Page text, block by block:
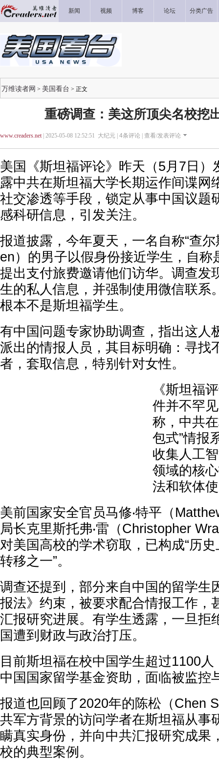
新闻 视频 博客 论坛 分类广告
万维读者网 > 美国看台 > 正文
重磅调查：美这所顶尖名校挖
www.creaders.net| 2025-05-08 12:52:51 大纪元 | 4条评论 | 查看/发表评论
美国《斯坦福评论》昨天（5月7日）
露中共在斯坦福大学长期运作间谍网
社交渗透等手段，锁定从事中国议题
感科研信息，引发关注。
报道披露，今年夏天，一名自称“查尔
en）的男子以假身份接近学生，自称
提出支付旅费邀请他们访华。调查发
生的私人信息，并强制使用微信联系
根本不是斯坦福学生。
有中国问题专家协助调查，指出这人
派出的情报人员，其目标明确：寻找
者，套取信息，特别针对女性。
《斯坦福
件并不罕
称，中共
包式”情报
收集人工
领域的核
法和软体
美前国家安全官员马修‧特平（
局长克里斯托弗‧雷（Christopher
对美国高校的学术窃取，已构成“历
转移之一”。
调查还提到，部分来自中国的留学生
报法》约束，被要求配合情报工作，
汇报研究进展。有学生透露，一旦拒
国遭到财政与政治打压。
目前斯坦福在校中国学生超过1100
中国国家留学基金资助，面临被监控
报道也回顾了2020年的陈松（Chen
共军方背景的访问学者在斯坦福从事
瞒真实身份，并向中共汇报研究成果
校的典型案例。